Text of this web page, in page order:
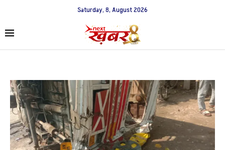
Saturday, 8, August 2026